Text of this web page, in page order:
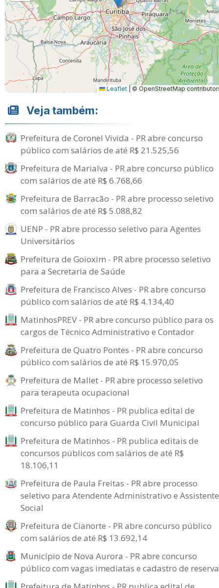
Leaflet © OpenStreetMap
Veja também:
Prefeitura de Coronel Vivida - PR abre concurso
público com salários de até R$ 21.525,56
Prefeitura de Marialva - PR abre concurso público
com salários de até R$ 6.768,66
Prefeitura de Barracão - PR abre processo seletivo
com salários de até R$ 5.088,82
UENP - PR abre processo seletivo para Agentes
Universitários
Prefeitura de Goioxim - PR abre processo seletivo
para a Secretaria de Saúde
Prefeitura de Francisco Alves - PR abre concurso
público com salários de até R$ 4.134,40
MatinhosPREV - PR abre concurso público para os
cargos de Técnico Administrativo e Contador
Prefeitura de Quatro Pontes - PR abre concurso
público com salários de até R$ 15.970,05
Prefeitura de Mallet - PR abre processo seletivo
para terapeuta ocupacional
Prefeitura de Matinhos - PR publica edital de
concurso público para Guarda Civil Municipal
Prefeitura de Matinhos - PR publica editais de
concursos públicos com salários de até R$
18.106,11
Prefeitura de Paula Freitas - PR abre processo
seletivo para Atendente Administrativo e Assistente
Social
Prefeitura de Cianorte - PR abre concurso público
com salários de até R$ 13.692,14
Município de Nova Aurora - PR abre concurso
público com vagas imediatas e cadastro de reserva